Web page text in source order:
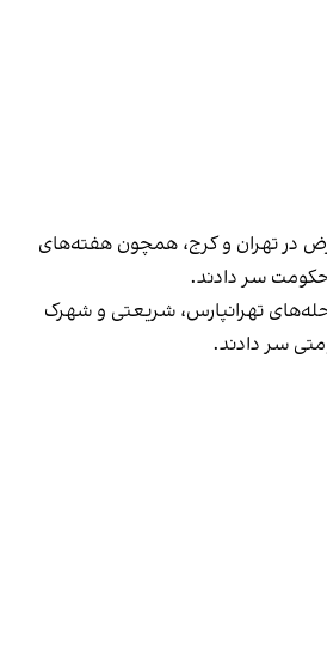
در تهران و کرج، همچون هفته‌های
سر دادند.
تهرانپارس، شریعتی و شهرک
سر دادند.